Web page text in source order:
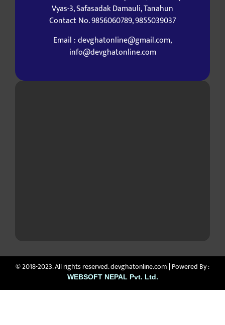
Vyas-3, Safasadak Damauli, Tanahun
Contact No. 9856060789, 9855039037
Email : devghatonline@gmail.com,
info@devghatonline.com
© 2018-2023. All rights reserved. devghatonline.com | Powered By :
WEBSOFT NEPAL Pvt. Ltd.